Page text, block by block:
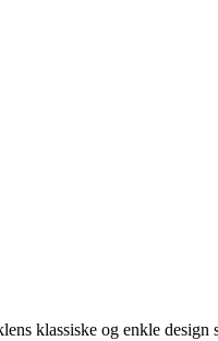
klassiske og enkle design